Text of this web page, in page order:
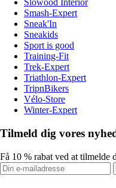
Slowood Interior
Smash-Expert
Sneak'In
Sneakids
Sport is good
Training-Fit
Trek-Expert
Triathlon-Expert
TripnBikers
Vélo-Store
Winter-Expert
Tilmeld dig vores
Få 10 % rabat ved at tilmelde